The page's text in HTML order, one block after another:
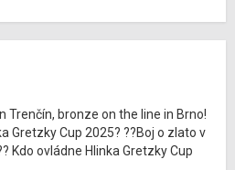
Trenčín, bronze on the line in Brno!
Gretzky Cup 2025? ??Boj o zlato v
Kdo ovládne Hlinka Gretzky Cup